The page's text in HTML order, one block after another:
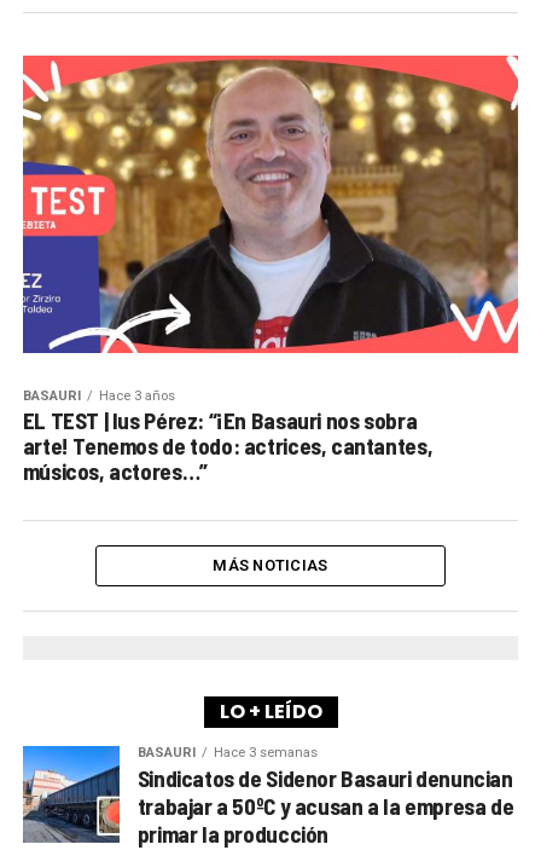
BASAURI Hace 3 años
EL TEST | Ius Pérez: “¡En Basauri nos sobra
arte! Tenemos de todo: actrices, cantantes,
músicos, actores…”
MÁS NOTICIAS
LO + LEÍDO
BASAURI Hace 3 semanas
Sindicatos de Sidenor Basauri denuncian
trabajar a 50ºC y acusan a la empresa de
primar la producción